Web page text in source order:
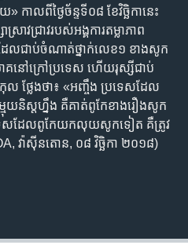
កាល​ពី​ថ្ងៃ​ច័ន្ទ​ទី០៨ ខែ​វិច្ឆិកា​នេះ
ាវជ្រាវ​របស់​អង្គការ​តម្លាភាព​
ែល​ជាប់​ចំណាត់ថ្នាក់​លេខ​១ ខាង​សូក
នៅ​ក្រៅ​ប្រទេស ហើយ​​​រុស្សី​ជាប់​
ថ្លែង​ថា៖​​​​ «‍អញ្ចឹង​ ប្រទេស​ដែល​
យនិស្ត​ហ្នឹង​ គឺ​គាត់​ពូកែ​ខាង​រឿង​សូក​
ដែល​ពូកែ​យក​លុយ​សូក​ទៀត គឺ​ត្រូវ​
វ៉ាស៊ីនតោន, ០៨ វិច្ឆិកា ២០១៨)